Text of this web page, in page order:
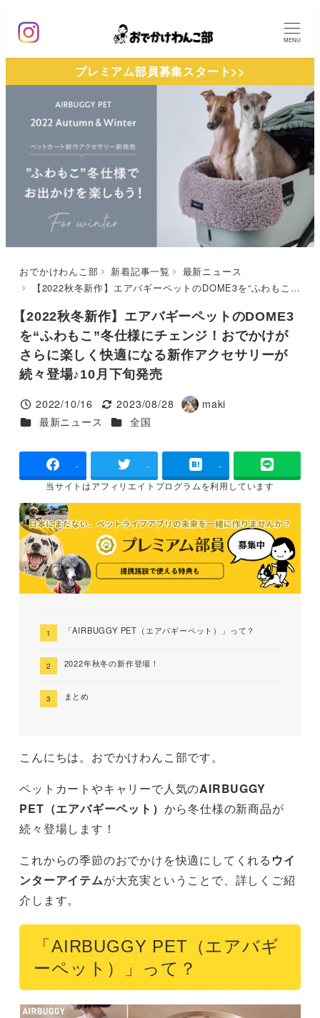
ン
MENU
プレミアム部員募集スタート>>
おでかけわんこ部 新着記事一覧
最新ニュース
【2022秋冬新作】エアバギーペットのDOME3を“ふわもこ”冬仕様にチェンジ！おでかけがさらに楽しく快適になる新作アクセサリーが続々登場♪10月下旬発売
【2022秋冬新作】エアバギーペットのDOME3
を“ふわもこ”冬仕様にチェンジ！おでかけが
さらに楽しく快適になる新作アクセサリーが
続々登場♪10月下旬発売
投稿日
2022/10/16
更新日
2023/08/28
著
maki
カテゴリー
最新ニュース カテゴリー
全国
- - -
当サイトはアフィリエイトプログラムを利用しています
「AIRBUGGY PET（エアバギーペット）」って？
2022年秋冬の新作登場！
まとめ
こんにちは。おでかけわんこ部です。
ペットカートやキャリーで人気のAIRBUGGY
PET（エアバギーペット） から冬仕様の新商品が
続々登場します！
これからの季節のおでかけを快適にしてくれる ウイ
ンターアイテムが大充実ということで、詳しくご紹
介します。
「AIRBUGGY PET（エアバギ
ーペット）」って？